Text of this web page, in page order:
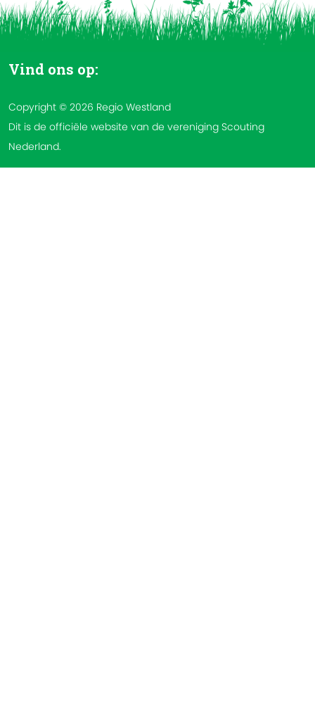
Vind ons op:
Copyright © 2026 Regio Westland
Dit is de officiële website van de vereniging Scouting
Nederland.